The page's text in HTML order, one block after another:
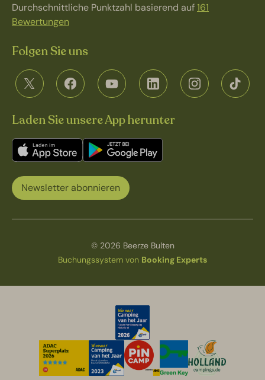
Durchschnittliche Punktzahl basierend auf161
Bewertungen
Folgen Sie uns
Laden Sie unsere App herunter
Newsletter abonnieren
© 2026 Beerze Bulten
Buchungssystem von Booking Experts